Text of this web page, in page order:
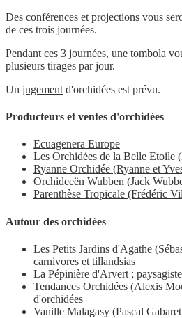
Des conférences et projections vous ser
de ces trois journées.
Pendant ces 3 journées, une tombola
plusieurs tirages par jour.
Un jugement d'orchidées est prévu.
Producteurs et ventes d'orchidées
Ecuagenera Europe
Les Orchidées de la Belle Etoile
Ryanne Orchidée (Ryanne et
Orchideeën Wubben (Jack
Parenthèse Tropicale (Frédéric
Autour des orchidées
Les Petits Jardins d'Agathe
carnivores et tillandsias
La Pépinière d'Arvert ;
Tendances Orchidées (Alexis
d'orchidées
Vanille Malagasy (Pascal